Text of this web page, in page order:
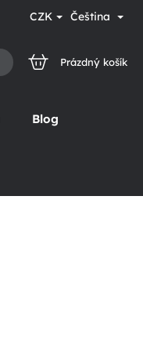
CZK Čeština
NÁKUPNÍ
Prázdný košík
Blog